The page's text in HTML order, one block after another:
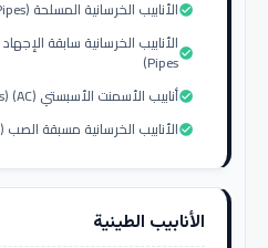
الأنابيب الخرسانية المسلحة (Reinforced Concrete Pipes)check_circle
Pipes)check_circle
أنابيب الأسمنت الأسبستي (AC) (Asbestos-Cement Pipes)check_circle
الأنابيب الخرسانية مسبقة الصب (Precast Concrete Pipes)check_circle
الأنابيب الطينية